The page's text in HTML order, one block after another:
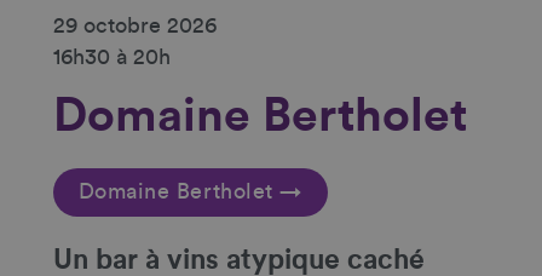
29 octobre 2026
16h30 à 20h
Domaine Bertholet
Domaine Bertholet →
Un bar à vins atypique caché